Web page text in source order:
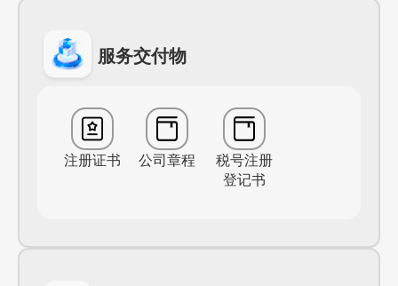
服务交付物
注册证书 公司章程
税号注册
登记书